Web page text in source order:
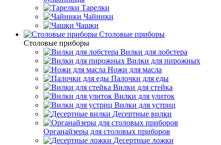
Тарелки
Чайники
Чашки
Cтоловые приборы
Cтоловые приборы
Вилки для лобстера
Вилки для пирожных
Ножи для масла
Палочки для еды
Вилки для стейка
Вилки для улиток
Вилки для устриц
Десертные вилки
Органайзеры для столовых приборов
Десертные ложки